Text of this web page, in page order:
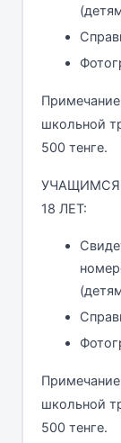
школьной
500 тенге.
УЧАЩИМСЯ
18 ЛЕТ:
школьной
500 тенге.